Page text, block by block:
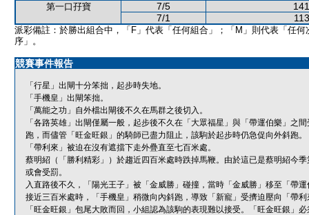
第一口孖寶 7/5
7/1
派彩備註：於勝出組合中，「F」代表「任何組合」；「M」則代表「任何
序」。
競賽事件報告
「行星」出閘十分笨拙，起步時失地。
「手機皇」出閘笨拙。
「萬能之功」自外檔出閘後不久在馬群之後切入。
「各路英雄」出閘僅屬一般，起步後不久在「大眾福星」與「帶運伯樂」之
跑，而儘管「旺金旺銀」的騎師已盡力阻止，該駒於起步時仍急促向外斜跑。
「帶利來」被迫在沒有遮擋下走外疊直至七百米處。
蔡明紹（「勝利精彩」）於趨近四百米處時跌掉馬鞭。由於這已是蔡明紹今
或會受罰。
入直路後不久，「陽光王子」被「金威勝」碰撞，當時「金威勝」移至「帶
接近三百米處時，「手機皇」稍微向內斜跑，導致「新寵」受擠迫壓向「帶利
「旺金旺銀」包尾大敗而回，小組認為該駒的表現難以接受。「旺金旺銀」